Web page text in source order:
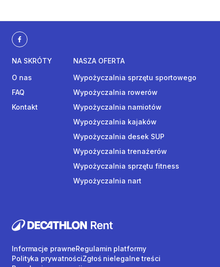
NA SKRÓTY
O nas
FAQ
Kontakt
NASZA OFERTA
Wypożyczalnia sprzętu sportowego
Wypożyczalnia rowerów
Wypożyczalnia namiotów
Wypożyczalnia kajaków
Wypożyczalnia desek SUP
Wypożyczalnia trenażerów
Wypożyczalnia sprzętu fitness
Wypożyczalnia nart
Informacje prawneRegulamin platformy
Polityka prywatnościZgłoś nielegalne treści